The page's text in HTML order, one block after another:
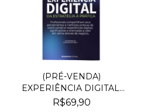
(PRÉ-VENDA)
EXPERIÊNCIA DIGITAL:
DA ESTR...
R$69,90